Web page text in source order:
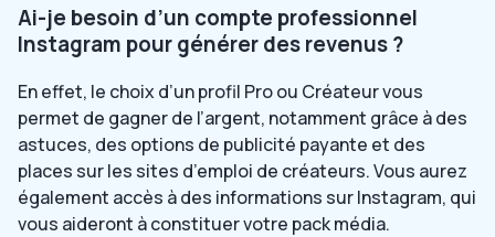
Ai-je besoin d’un compte professionnel
Instagram pour générer des revenus ?
En effet, le choix d’un profil Pro ou Créateur vous
permet de gagner de l’argent, notamment grâce à des
astuces, des options de publicité payante et des
places sur les sites d’emploi de créateurs. Vous aurez
également accès à des informations sur Instagram, qui
vous aideront à constituer votre pack média.